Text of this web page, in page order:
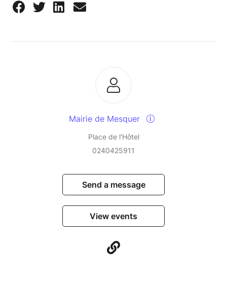
Mairie de Mesquer
Place de l'Hôtel
0240425911
Send a message
View events